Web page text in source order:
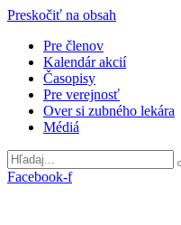
Preskočiť na obsah
Pre členov
Kalendár akcií
Časopisy
Pre verejnosť
Over si zubného lekára
Médiá
Facebook-f